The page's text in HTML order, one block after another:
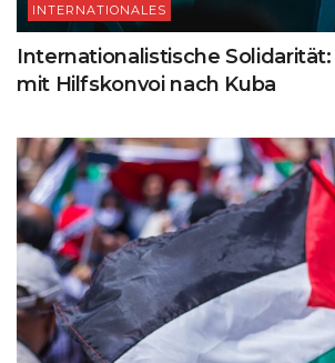
INTERNATIONALES
Internationalistische
mit Hilfskonvoi nach Kuba